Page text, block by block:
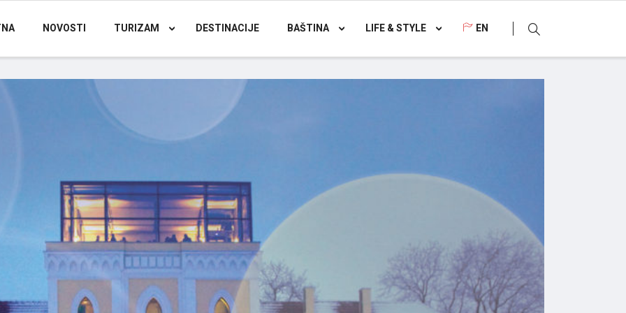
NOVOSTI TURIZAM DESTINACIJE BAŠTINA LIFE & STYLE EN